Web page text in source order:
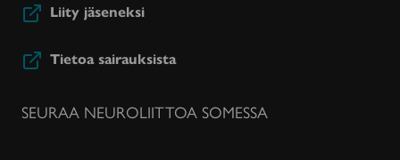
Liity jäseneksi
Tietoa sairauksista
SEURAA NEUROLIITTOA SOMESSA